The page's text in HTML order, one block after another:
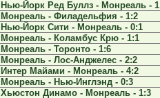
Нью-Йорк Ред Буллз - Монреаль -
Монреаль - Филадельфия - 1:2
Нью-Йорк Сити - Монреаль - 0:1
Монреаль - Коламбус Крю - 1:1
Монреаль - Торонто - 1:6
Монреаль - Лос-Анджелес - 2:2
Интер Майами - Монреаль - 4:2
Монреаль - Нью-Инглэнд - 0:3
Хьюстон Динамо - Монреаль - 1:3